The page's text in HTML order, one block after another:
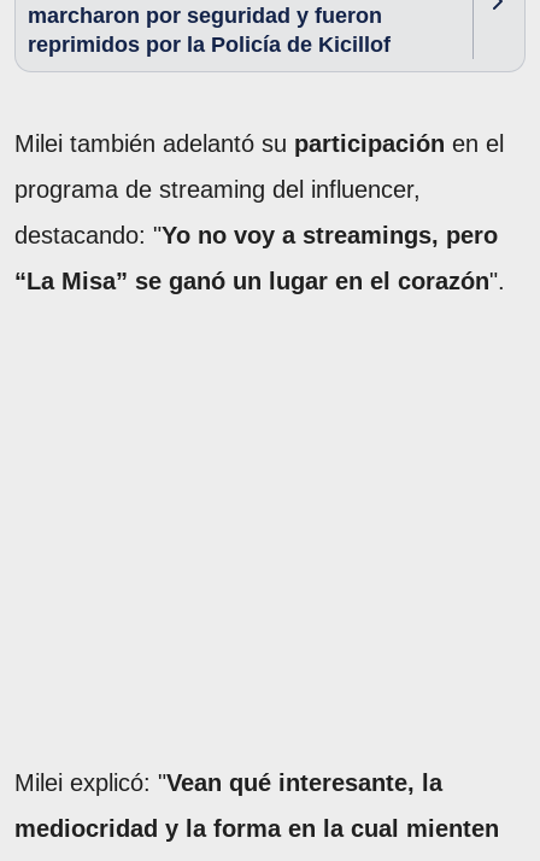
marcharon por seguridad y fueron
reprimidos por la Policía de Kicillof
Milei también adelantó su participación en el
programa de streaming del influencer,
destacando: "Yo no voy a streamings, pero
“La Misa” se ganó un lugar en el corazón".
Milei explicó: "Vean qué interesante, la
mediocridad y la forma en la cual mienten